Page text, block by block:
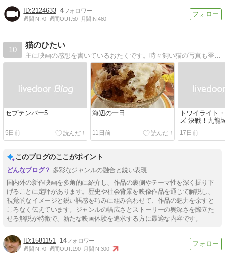
2124633 4
週間IN:70 週間OUT:50 月間IN:480
10
猫のひたい
主に映画の感想を書いているおたくです。時々飼い猫の写真も登場します。
セプテンバー5
5日前
海辺の一日
11日前
トワイライト
ズ 決戦！九龍
17日前
このブログのここがポイント
多彩なジャンルの融合と鋭い表現
国内外の新作映画を多角的に紹介し、作品の裏側やテーマ性を深く掘り下
げることに定評があります。歴史や社会背景を映像作品を通じて解説し、
視覚的なイメージと鋭い語感を巧みに組み合わせて、作品の魅力を余すと
ころなく伝えています。ジャンルの幅広さとストーリーの奥深さを際立た
せる解説が特徴で、新たな映画体験を追求する方に最適な内容です。
1581151 14
週間IN:70 週間OUT:190 月間IN:300